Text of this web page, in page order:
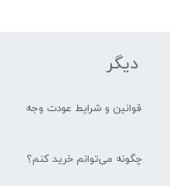
دیگر
قوانین و شرایط عودت وجه
چگونه می‌توانم خرید کنم؟